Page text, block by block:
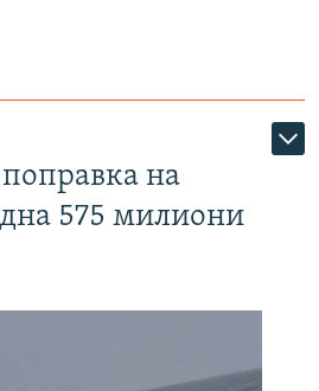
поправка на
575 милиони